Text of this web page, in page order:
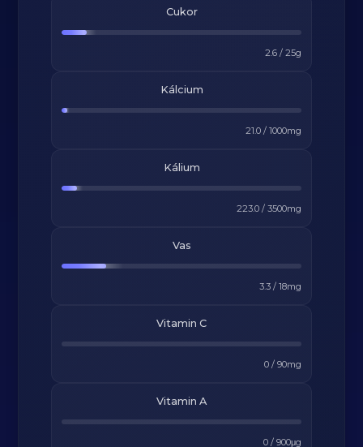
Cukor
2.6/ 25g
Kálcium
21.0/ 1000mg
Kálium
223.0/ 3500mg
Vas
3.3/ 18mg
Vitamin C
0/ 90mg
Vitamin A
0/ 900μg